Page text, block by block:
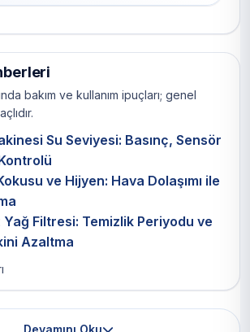
bakım ve kullanım ipuçları; genel
Su Seviyesi: Basınç, Sensör
ve Hijyen: Hava Dolaşımı ile
Yağ Filtresi: Temizlik Periyodu ve
Azaltma